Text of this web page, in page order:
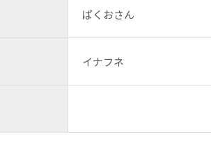
ぱくおさん
イナフネ